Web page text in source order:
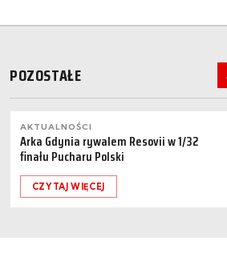
POZOSTAŁE
AKTUALNOŚCI
Arka Gdynia rywalem Resovii w 1/32
finału Pucharu Polski
CZYTAJ WIĘCEJ